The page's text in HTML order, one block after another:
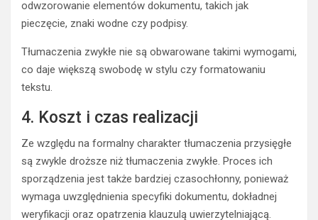
odwzorowanie elementów dokumentu, takich jak
pieczęcie, znaki wodne czy podpisy.
Tłumaczenia zwykłe nie są obwarowane takimi wymogami,
co daje większą swobodę w stylu czy formatowaniu
tekstu.
4. Koszt i czas realizacji
Ze względu na formalny charakter tłumaczenia przysięgłe
są zwykle droższe niż tłumaczenia zwykłe. Proces ich
sporządzenia jest także bardziej czasochłonny, ponieważ
wymaga uwzględnienia specyfiki dokumentu, dokładnej
weryfikacji oraz opatrzenia klauzulą uwierzytelniającą.